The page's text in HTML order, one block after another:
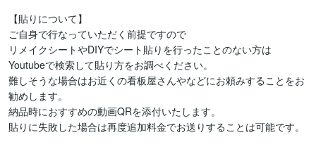
【貼りについて】
ご自身で行なっていただく前提ですので
リメイクシートやDIYでシート貼りを行ったことのない方は
Youtubeで検索して貼り方をお調べください。
難しそうな場合はお近くの看板屋さんやなどにお頼みすることをお
勧めします。
納品時におすすめの動画QRを添付いたします。
貼りに失敗した場合は再度追加料金でお送りすることは可能です。